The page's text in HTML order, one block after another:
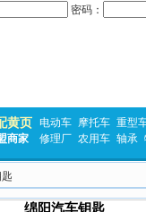
密码：
黄页 电动车 摩托车 重型
商家
修理厂 农用车 轴承
绵阳汽车钥匙